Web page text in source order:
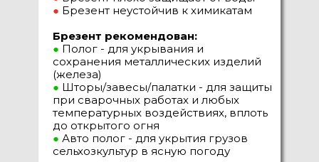
● Брезент неустойчив к химикатам
Брезент рекомендован:
● Полог - для укрывания и
сохранения металлических изделий
(железа)
● Шторы/завесы/палатки - для защиты
при сварочных работах и любых
температурных воздействиях, вплоть
до открытого огня
● Авто полог - для укрытия грузов
сельхозкультур в ясную погоду